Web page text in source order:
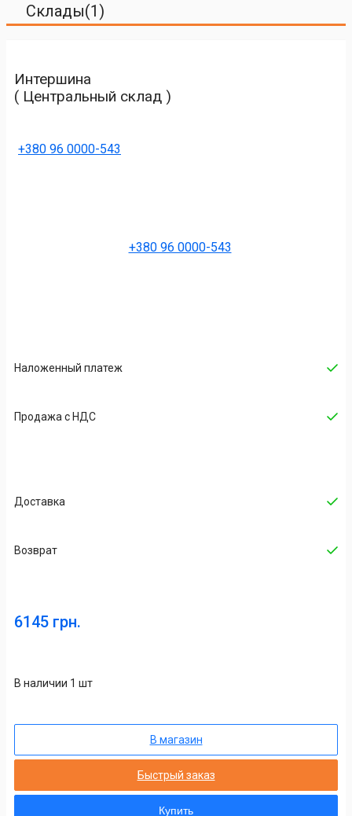
Склады(1)
Интершина
( Центральный склад )
+380 96 0000-543
+380 96 0000-543
Наложенный платеж
Продажа с НДС
Доставка
Возврат
6145 грн.
В наличии 1 шт
В магазин
Быстрый заказ
Купить